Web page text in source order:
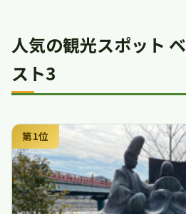
人気の観光スポット ベ
スト3
第1位